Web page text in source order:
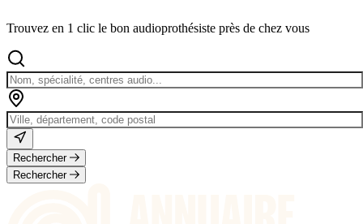
Trouvez en 1 clic le bon audioprothésiste près de chez vous
Rechercher
Rechercher